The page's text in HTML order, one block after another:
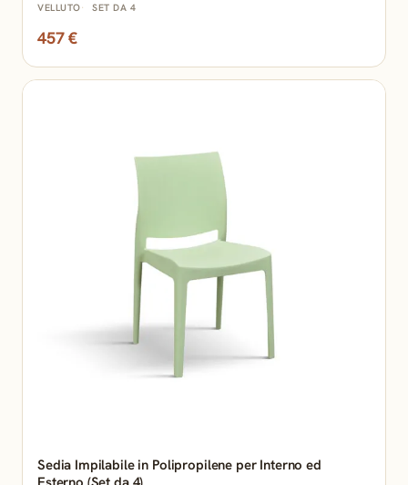
VELLUTO SET DA 4
457 €
Sedia Impilabile in Polipropilene per Interno ed